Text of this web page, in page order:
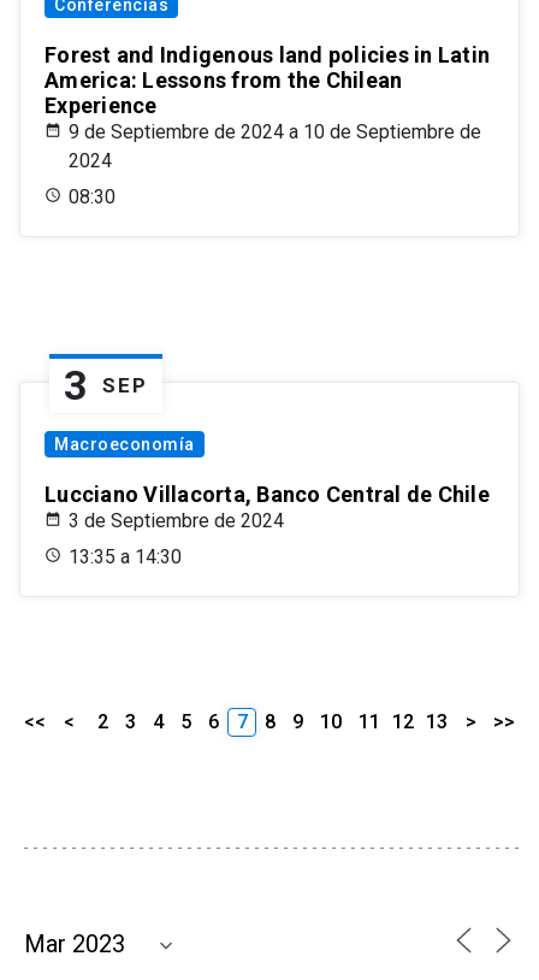
Conferencias
Forest and Indigenous land policies in Latin
America: Lessons from the Chilean
Experience
9 de Septiembre de 2024 a 10 de Septiembre de
2024
08:30
3 SEP
Macroeconomía
Lucciano Villacorta, Banco Central de Chile
3 de Septiembre de 2024
13:35 a 14:30
<< < 2 3 4 5 6 7 8 9 10 11 12 13 > >>